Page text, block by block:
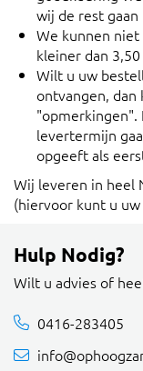
wij de rest
We kunnen
kleiner dan
Wilt u uw
ontvangen,
"opmerkingen".
levertermijn
opgeeft als
Wij leveren in heel
(hiervoor kunt u
Hulp Nodig?
Wilt u advies of
0416-283405